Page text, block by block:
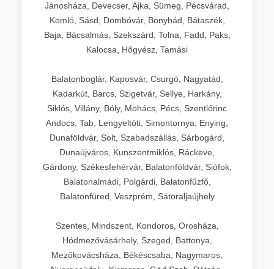
Jánosháza, Devecser, Ajka, Sümeg, Pécsvárad,
Komló, Sásd, Dombóvár, Bonyhád, Bátaszék,
Baja, Bácsalmás, Szekszárd, Tolna, Fadd, Paks,
Kalocsa, Hőgyész, Tamási
Balatonboglár, Kaposvár, Csurgó, Nagyatád,
Kadarkút, Barcs, Szigetvár, Sellye, Harkány,
Siklós, Villány, Bóly, Mohács, Pécs, Szentlőrinc
Andocs, Tab, Lengyeltóti, Simontornya, Enying,
Dunaföldvár, Solt, Szabadszállás, Sárbogárd,
Dunaújváros, Kunszentmiklós, Ráckeve,
Gárdony, Székesfehérvár, Balatonföldvár, Siófok,
Balatonalmádi, Polgárdi, Balatonfűzfő,
Balatonfüred, Veszprém, Sátoraljaújhely
Szentes, Mindszent, Kondoros, Orosháza,
Hódmezővásárhely, Szeged, Battonya,
Mezőkovácsháza, Békéscsaba, Nagymaros,